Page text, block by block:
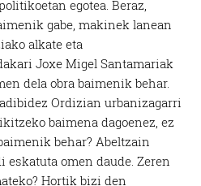
egotea. Beraz,
gabe, makinek lanean
alkate eta
Joxe Migel Santamariak
dela obra baimenik behar.
Ordizian urbanizagarri
baimena dagoenez, ez
behar? Abeltzain
eskatuta omen daude. Zeren
Hortik bizi den